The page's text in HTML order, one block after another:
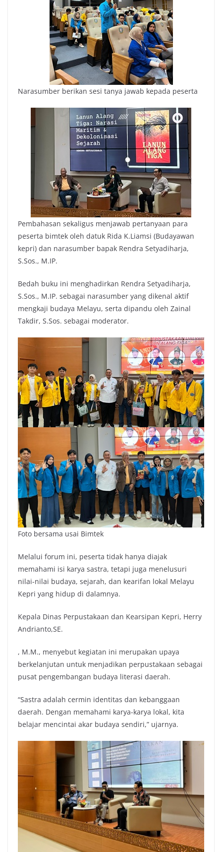
Narasumber berikan sesi tanya jawab kepada peserta
Pembahasan sekaligus menjawab pertanyaan para
peserta bimtek oleh datuk Rida K.Liamsi (Budayawan
kepri) dan narasumber bapak Rendra Setyadiharja,
S.Sos., M.IP.
Bedah buku ini menghadirkan Rendra Setyadiharja,
S.Sos., M.IP. sebagai narasumber yang dikenal aktif
mengkaji budaya Melayu, serta dipandu oleh Zainal
Takdir, S.Sos. sebagai moderator.
Foto bersama usai Bimtek
Melalui forum ini, peserta tidak hanya diajak
memahami isi karya sastra, tetapi juga menelusuri
nilai-nilai budaya, sejarah, dan kearifan lokal Melayu
Kepri yang hidup di dalamnya.
Kepala Dinas Perpustakaan dan Kearsipan Kepri, Herry
Andrianto,SE.
, M.M., menyebut kegiatan ini merupakan upaya
berkelanjutan untuk menjadikan perpustakaan sebagai
pusat pengembangan budaya literasi daerah.
“Sastra adalah cermin identitas dan kebanggaan
daerah. Dengan memahami karya-karya lokal, kita
belajar mencintai akar budaya sendiri,” ujarnya.